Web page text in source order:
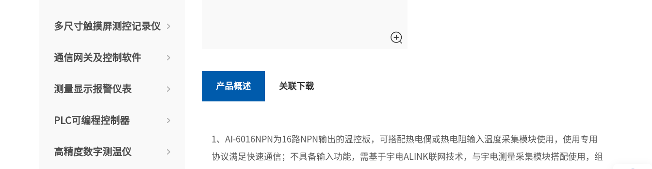
多尺寸触摸屏测控记录仪
通信网关及控制软件
测量显示报警仪表
PLC可编程控制器
高精度数字测温仪
产品概述 关联下载
1、AI-6016NPN为16路NPN输出的温控板，可搭配热电偶或热电阻输入温度采集模块使用，使用专用
协议满足快速通信； 不具备输入功能，需基于宇电ALINK联网技术，与宇电测量采集模块搭配使用，组